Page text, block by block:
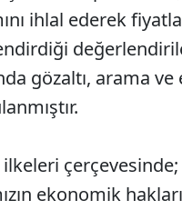
ihlal ederek
gözaltı, arama ve
çerçevesinde;
ekonomik